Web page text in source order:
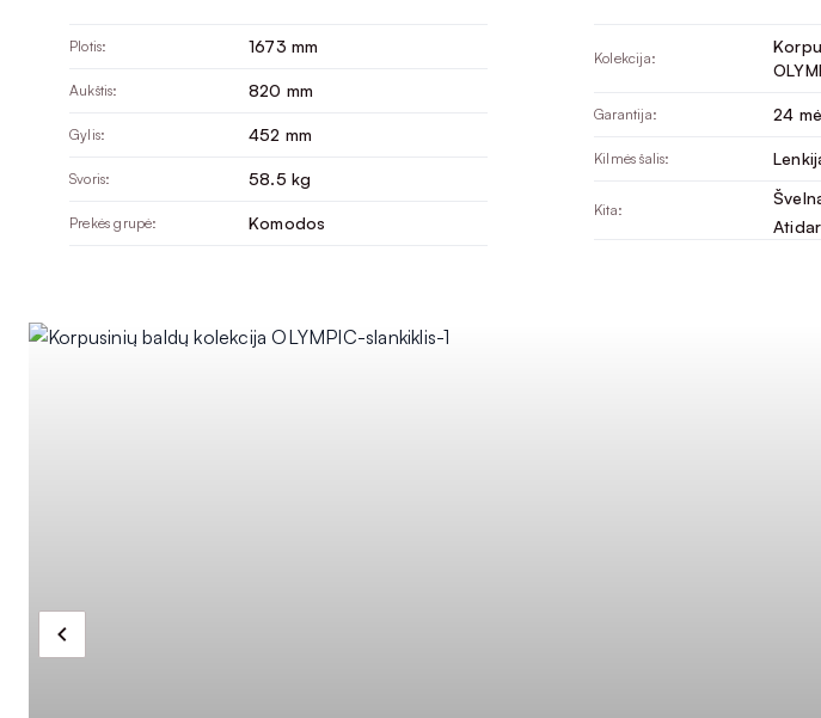
Plotis: 1673 mm
Aukštis: 820 mm
Gylis: 452 mm
Svoris: 58.5 kg
Prekės grupė: Komodos
Kolekcija:
Garantija: 24
Kilmės šalis:
Kita: